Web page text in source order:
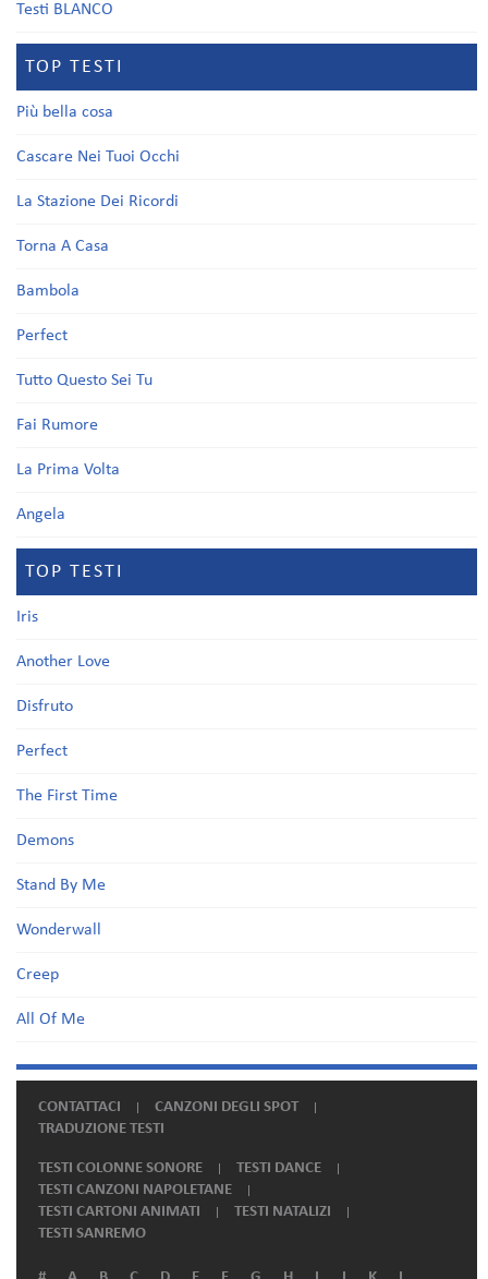
Testi BLANCO
TOP TESTI
Più bella cosa
Cascare Nei Tuoi Occhi
La Stazione Dei Ricordi
Torna A Casa
Bambola
Perfect
Tutto Questo Sei Tu
Fai Rumore
La Prima Volta
Angela
TOP TESTI
Iris
Another Love
Disfruto
Perfect
The First Time
Demons
Stand By Me
Wonderwall
Creep
All Of Me
CONTATTACI
CANZONI DEGLI SPOT
TRADUZIONE TESTI
TESTI COLONNE SONORE
TESTI DANCE
TESTI CANZONI NAPOLETANE
TESTI CARTONI ANIMATI
TESTI NATALIZI
TESTI SANREMO